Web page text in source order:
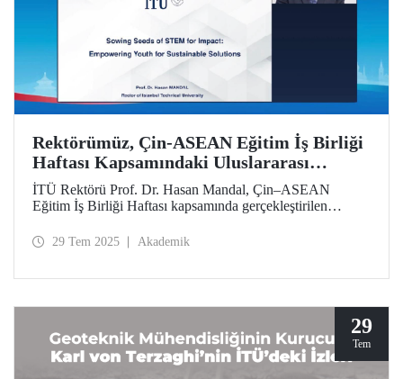
Rektörümüz, Çin-ASEAN Eğitim İş Birliği
Haftası Kapsamındaki Uluslararası
Sempozyumda İTÜ’nün Yaklaşımını ve
Stratejisini Aktardı
İTÜ Rektörü Prof. Dr. Hasan Mandal, Çin–ASEAN
Eğitim İş Birliği Haftası kapsamında gerçekleştirilen
Prof. Dr. Mandal, “Etki İçin STEM Tohumları Ekmek:
aktardı.
29 Tem 2025 Akademik
29
Tem